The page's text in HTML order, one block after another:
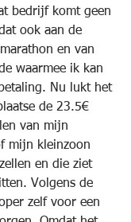
bedrijf komt geen
ook aan de
en van
waarmee ik kan
Nu lukt het
de 23.5€
van mijn
mijn kleinzoon
en die ziet
Volgens de
zelf voor een